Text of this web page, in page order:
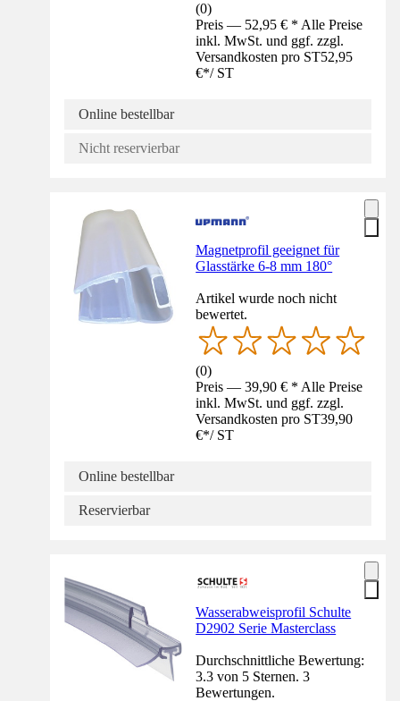
(0)
Preis — 52,95 € * Alle Preise
inkl. MwSt. und ggf. zzgl.
Versandkosten pro ST52,95
€*/ ST
Online bestellbar
Nicht reservierbar
Magnetprofil geeignet für
Glasstärke 6-8 mm 180°
Artikel wurde noch nicht
bewertet.
(0)
Preis — 39,90 € * Alle Preise
inkl. MwSt. und ggf. zzgl.
Versandkosten pro ST39,90
€*/ ST
Online bestellbar
Reservierbar
Wasserabweisprofil Schulte
D2902 Serie Masterclass
Durchschnittliche Bewertung:
3.3 von 5 Sternen. 3
Bewertungen.